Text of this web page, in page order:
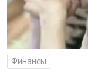
Финансы